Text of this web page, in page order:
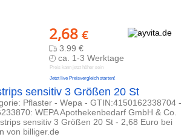
2,68 €
3.99 €
ca. 1-3 Werktage
Preis kann jetzt höher sein
Jetzt live Preisvergleich starten!
sensitiv 3 Größen 20 St
Pflaster - Wepa - GTIN:4150162338704 -
WEPA Apothekenbedarf GmbH & Co.
sensitiv 3 Größen 20 St - 2,68 Euro bei
von billiger.de